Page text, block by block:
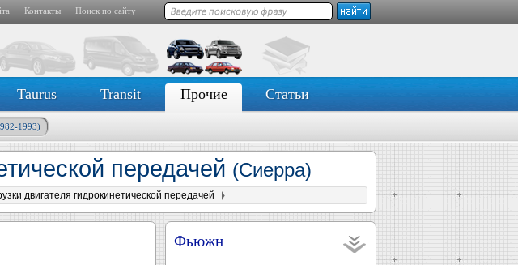
Контакты Поиск по сайту
Taurus Transit Прочие Статьи
1993)
передачей (Сиерра)
двигателя гидрокинетической передачей
Фьюжн